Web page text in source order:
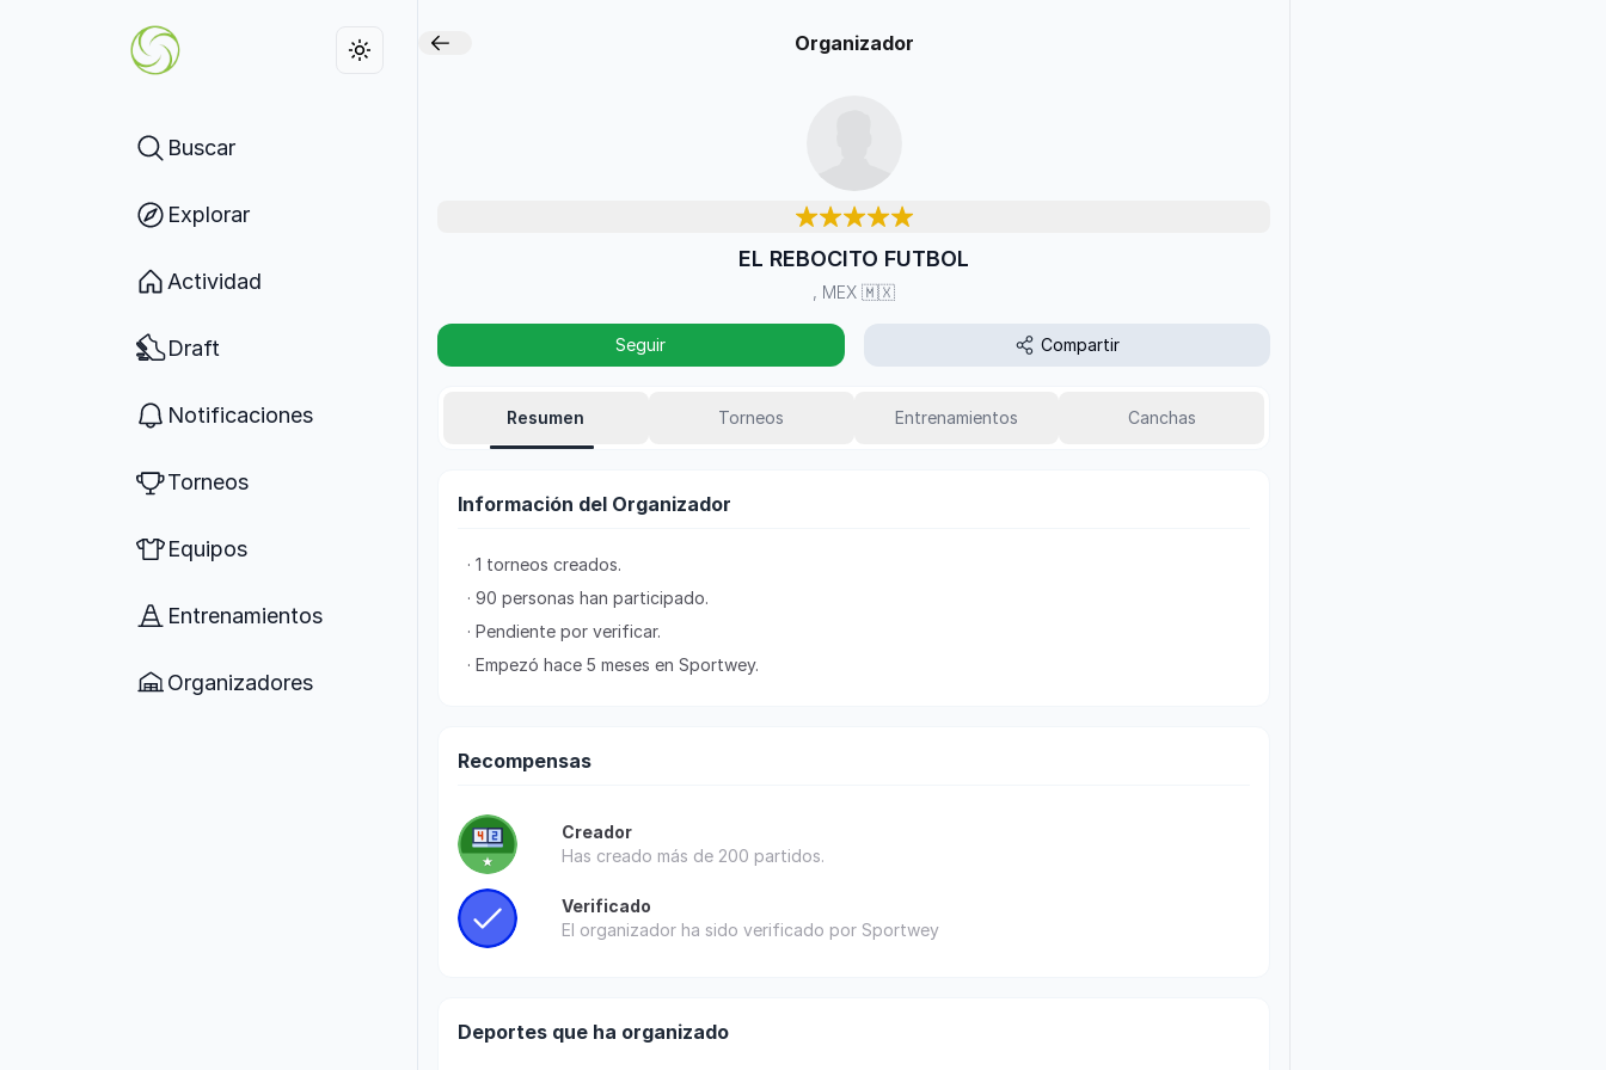
Buscar
Explorar
Actividad
Draft
Notificaciones
Torneos
Equipos
Entrenamientos
Organizadores
Organizador
EL REBOCITO FUTBOL
, MEX 🇲🇽
Seguir Compartir
Resumen Torneos Entrenamientos Canchas
Información del Organizador
· 1 torneos creados.
· 90 personas han participado.
· Pendiente por verificar.
· Empezó hace 5 meses en Sportwey.
Recompensas
Creador
Has creado más de 200 partidos.
Verificado
El organizador ha sido verificado por Sportwey
Deportes que ha organizado